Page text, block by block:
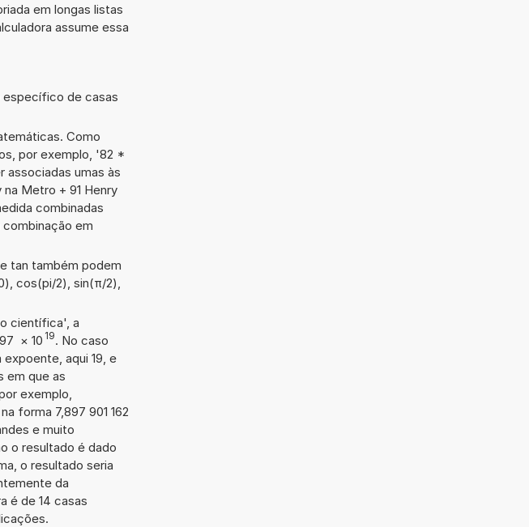
em longas listas
assume essa
específico de casas
Como
por exemplo, '82 *
umas às
Metro + 91 Henry
combinadas
em
tan também podem
cos(pi/2), sin(π/2),
científica', a
× 10 19. No caso
aqui 19, e
em que as
exemplo,
forma 7,897 901 162
e muito
o resultado é dado
o resultado seria
da
é de 14 casas